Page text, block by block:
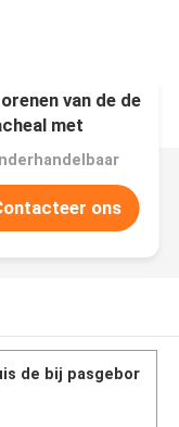
van de de
met
ons
de bij pasgebor